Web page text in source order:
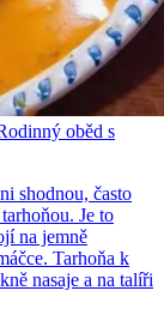
oběd s
shodnou, často
Je to
na jemně
Tarhoňa k
nasaje a na talíři